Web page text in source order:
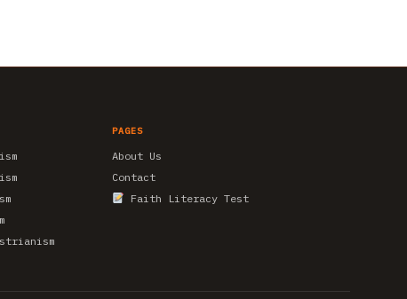
PAGES
About Us
Contact
Faith Literacy Test